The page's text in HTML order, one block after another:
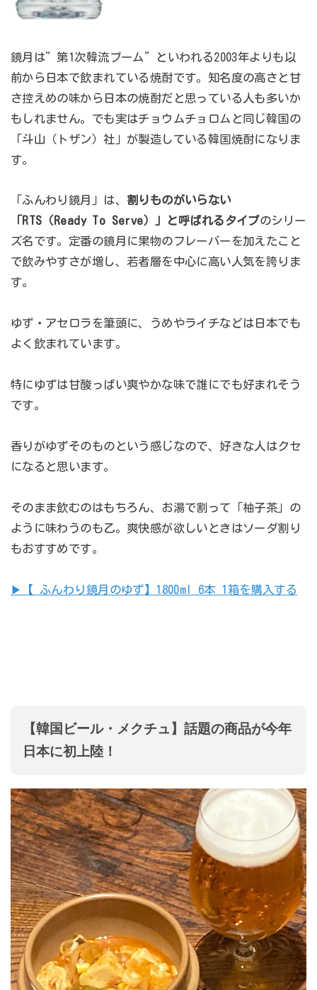
鏡月は”第1次韓流ブーム”といわれる2003年よりも以
前から日本で飲まれている焼酎です。知名度の高さと甘
さ控えめの味から日本の焼酎だと思っている人も多いか
もしれません。でも実はチョウムチョロムと同じ韓国の
「斗山（トザン）社」が製造している韓国焼酎になりま
す。
「ふんわり鏡月」は、 割りものがいらない
「RTS（Ready To Serve）」と呼ばれるタイプのシリー
ズ名です。定番の鏡月に果物のフレーバーを加えたこと
で飲みやすさが増し、若者層を中心に高い人気を誇りま
す。
ゆず・アセロラを筆頭に、うめやライチなどは日本でも
よく飲まれています。
特にゆずは甘酸っぱい爽やかな味で誰にでも好まれそう
です。
香りがゆずそのものという感じなので、好きな人はクセ
になると思います。
そのまま飲むのはもちろん、お湯で割って「柚子茶」の
ように味わうのも乙。爽快感が欲しいときはソーダ割り
もおすすめです。
▶︎【 ふんわり鏡月のゆず】1800ml 6本 1箱を購入する
【韓国ビール・メクチュ】話題の商品が今年
日本に初上陸！